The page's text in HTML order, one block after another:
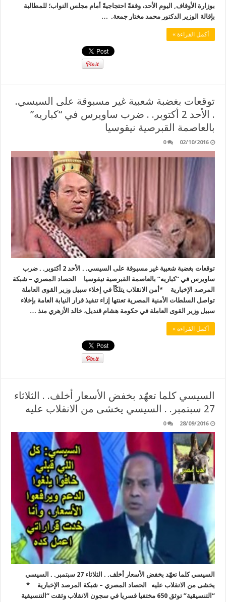
بوزارة الأوقاف, اليوم الأحد، وقفةً احتجاجيةً أمام مجلس النواب؛ للمطالبة
بإقالة الوزير الدكتور محمد مختار جمعة. …
أكمل القراءة »
توقعات بغضبة شعبية غير مسبوقة على السيسي.
. الأحد 2 أكتوبر. . ضرب ساويرس في “كباريه”
بالعاصمة القبرصية نيقوسيا
02/10/2016
0
توقعات بغضبة شعبية غير مسبوقة على السيسي. . الأحد 2 أكتوبر. . ضرب
ساويرس في “كباريه” بالعاصمة القبرصية نيقوسيا الحصاد المصري – شبكة
المرصد الإخبارية *أمن الانقلاب يتلكّأ في إخلاء سبيل وزير القوى العاملة
تواصل السلطات الأمنية المصرية تعنتها إزاء تنفيذ قرار النيابة العامة بإخلاء
سبيل وزير القوى العاملة في حكومة هشام قنديل، خالد الأزهري منذ …
أكمل القراءة »
السيسي كلما تعهّد بخفض الأسعار أخلف. . الثلاثاء
27 سبتمبر. . السيسي يخشى من الانقلاب عليه
28/09/2016
0
السيسي كلما تعهّد بخفض الأسعار أخلف. . الثلاثاء 27 سبتمبر. . السيسي
يخشى من الانقلاب عليه الحصاد المصري – شبكة المرصد الإخبارية *
“التنسيقية” توثق 650 مختفيا قسريا في سجون الانقلاب وثقت “التنسيقية